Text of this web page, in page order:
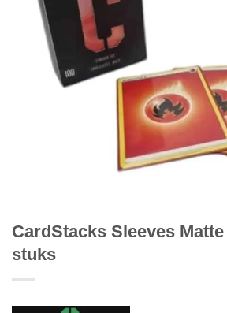
CardStacks Sleeves
stuks